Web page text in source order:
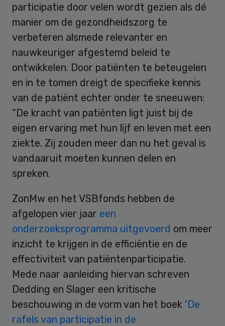
participatie door velen wordt gezien als dé
manier om de gezondheidszorg te
verbeteren alsmede relevanter en
nauwkeuriger afgestemd beleid te
ontwikkelen. Door patiënten te beteugelen
en in te tomen dreigt de specifieke kennis
van de patiënt echter onder te sneeuwen:
“De kracht van patiënten ligt juist bij de
eigen ervaring met hun lijf en leven met een
ziekte. Zij zouden meer dan nu het geval is
vandaaruit moeten kunnen delen en
spreken.
ZonMw en het VSBfonds hebben de
afgelopen vier jaar een
onderzoeksprogramma uitgevoerd om meer
inzicht te krijgen in de efficiëntie en de
effectiviteit van patiëntenparticipatie.
Mede naar aanleiding hiervan schreven
Dedding en Slager een kritische
beschouwing in de vorm van het boek ‘De
rafels van participatie in de